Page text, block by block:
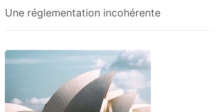
Une réglementation incohérente